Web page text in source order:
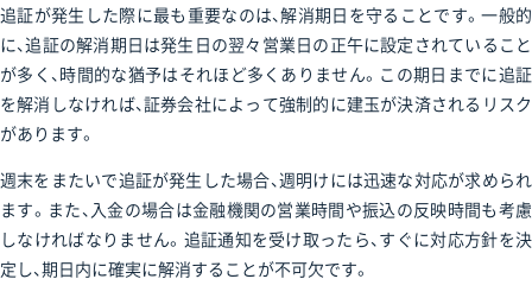
追証が発生した際に最も重要なのは、解消期日を守ることです。一般的
に、追証の解消期日は発生日の翌々営業日の正午に設定されていること
が多く、時間的な猶予はそれほど多くありません。この期日までに追証
を解消しなければ、証券会社によって強制的に建玉が決済されるリスク
があります。
週末をまたいで追証が発生した場合、週明けには迅速な対応が求められ
ます。また、入金の場合は金融機関の営業時間や振込の反映時間も考慮
しなければなりません。追証通知を受け取ったら、すぐに対応方針を決
定し、期日内に確実に解消することが不可欠です。